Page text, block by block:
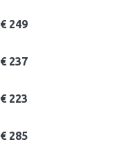
€ 249
€ 237
€ 223
€ 285